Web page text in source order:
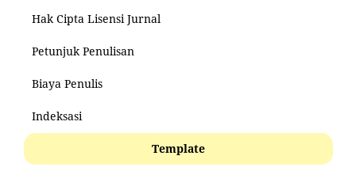
Hak Cipta Lisensi Jurnal
Petunjuk Penulisan
Biaya Penulis
Indeksasi
Template